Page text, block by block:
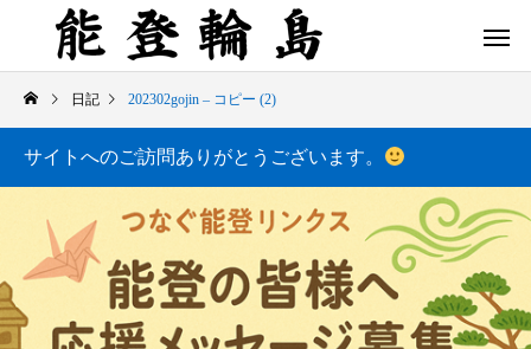
日記 202302gojin – コピー (2)
サイトへのご訪問ありがとうございます。